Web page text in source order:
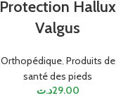
Protection Hallux
Valgus
Orthopédique, Produits de
santé des pieds
29.00د.ت